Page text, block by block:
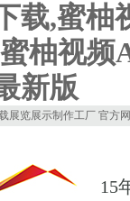
载,蜜柚
柚视频
新版
展览展示制作工厂 官方
15